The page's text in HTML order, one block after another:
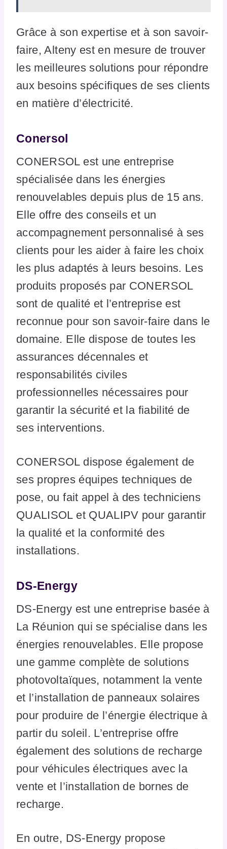
Grâce à son expertise et à son savoir-
faire, Alteny est en mesure de trouver
les meilleures solutions pour répondre
aux besoins spécifiques de ses clients
en matière d’électricité.
Conersol
CONERSOL est une entreprise
spécialisée dans les énergies
renouvelables depuis plus de 15 ans.
Elle offre des conseils et un
accompagnement personnalisé à ses
clients pour les aider à faire les choix
les plus adaptés à leurs besoins. Les
produits proposés par CONERSOL
sont de qualité et l’entreprise est
reconnue pour son savoir-faire dans le
domaine. Elle dispose de toutes les
assurances décennales et
responsabilités civiles
professionnelles nécessaires pour
garantir la sécurité et la fiabilité de
ses interventions.
CONERSOL dispose également de
ses propres équipes techniques de
pose, ou fait appel à des techniciens
QUALISOL et QUALIPV pour garantir
la qualité et la conformité des
installations.
DS-Energy
DS-Energy est une entreprise basée à
La Réunion qui se spécialise dans les
énergies renouvelables. Elle propose
une gamme complète de solutions
photovoltaïques, notamment la vente
et l’installation de panneaux solaires
pour produire de l’énergie électrique à
partir du soleil. L’entreprise offre
également des solutions de recharge
pour véhicules électriques avec la
vente et l’installation de bornes de
recharge.
En outre, DS-Energy propose